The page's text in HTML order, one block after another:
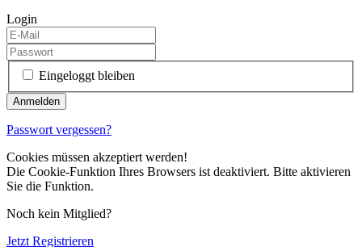
Login
Eingeloggt bleiben
Passwort vergessen?
Cookies müssen akzeptiert werden!
Die Cookie-Funktion Ihres Browsers ist deaktiviert. Bitte aktivieren
Sie die Funktion.
Noch kein Mitglied?
Jetzt Registrieren